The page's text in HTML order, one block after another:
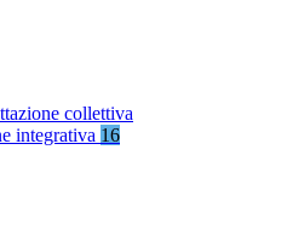
collettiva
integrativa 16